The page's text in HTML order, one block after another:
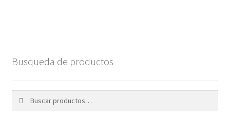
Busqueda de productos